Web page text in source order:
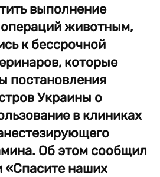
выполнение
операций животным,
к бессрочной
которые
постановления
Украины о
в клиниках
Об этом сообщил
«Спасите наших